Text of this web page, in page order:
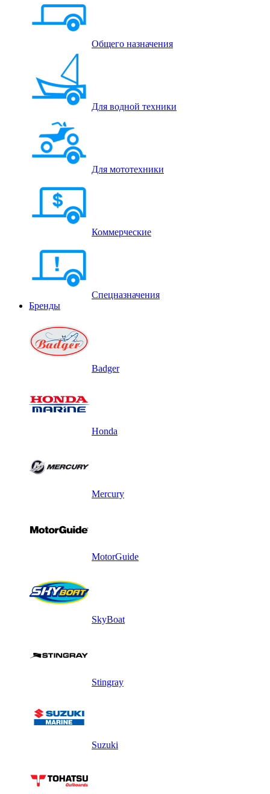
Общего назначения
Для водной техники
Для мототехники
Коммерческие
Спецназначения
Бренды
Badger
Honda
Mercury
MotorGuide
SkyBoat
Stingray
Suzuki